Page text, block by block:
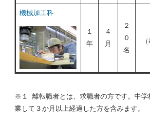
機械加工科
１
年
４
月
２
０
名
※１ 離転職者とは、求職者の方です。中学
業して３か月以上経過した方を含みます。